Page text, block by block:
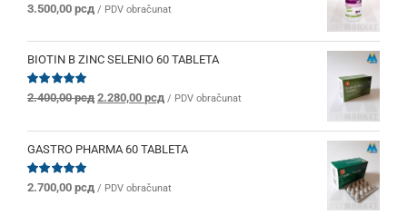
Ocenjeno
od 5
3.500,00 рсд / PDV obračunat
BIOTIN B ZINC SELENIO 60 TABLETA
Ocenjeno
od 5
2.400,00рсд Originalna
je
bila:
2.280,00 рсдTrenutna
je:
2.280,00 рсд.
/ PDV obračunat
GASTRO PHARMA 60 TABLETA
Ocenjeno
od 5
2.700,00 рсд / PDV obračunat